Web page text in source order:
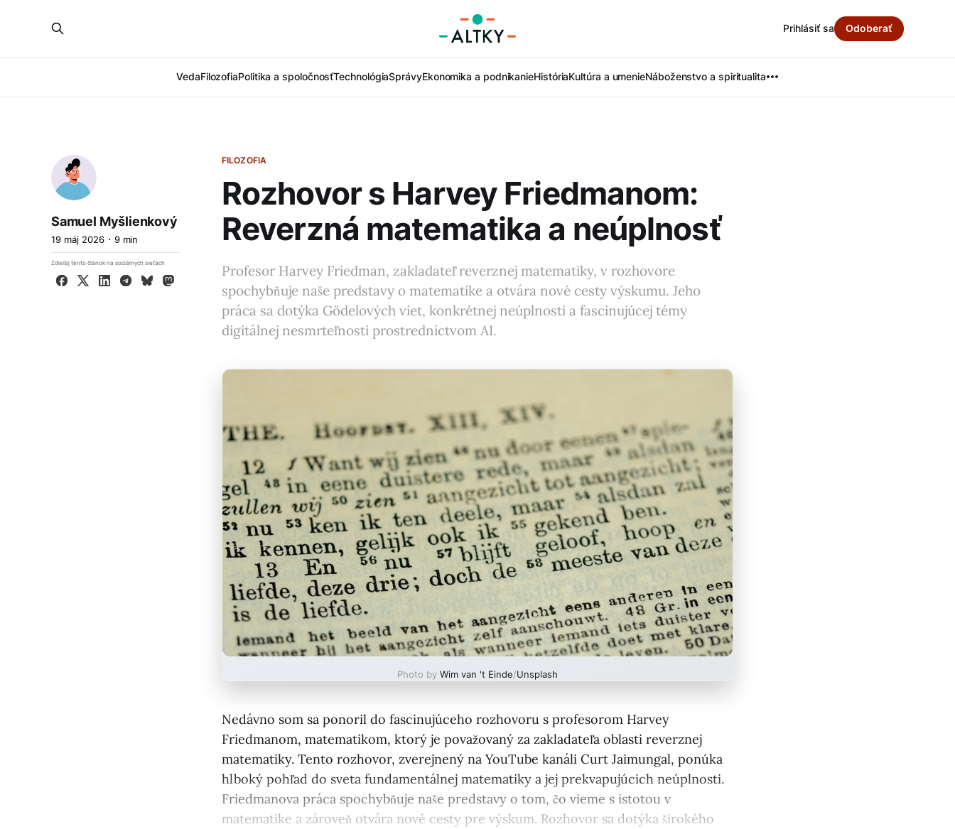
VedaFilozofiaPolitika a spoločnosťTechnológiaSprávyEkonomika a podnikanieHistóriaKultúra a umenieNáboženstvo a spiritualita
Prihlásiť sa Odoberať
FILOZOFIA
Rozhovor s Harvey Friedmanom:
Reverzná matematika a neúplnosť
Profesor Harvey Friedman, zakladateľ reverznej matematiky, v rozhovore
spochybňuje naše predstavy o matematike a otvára nové cesty výskumu. Jeho
práca sa dotýka Gödelových viet, konkrétnej neúplnosti a fascinujúcej témy
digitálnej nesmrteľnosti prostredníctvom AI.
Samuel Myšlienkový
19 máj 2026 9 min
Zdieľaj tento článok na sociálnych sieťach
Facebook
X LinkedInTelegram
BlueskyMastodon
Photo by Wim van 't Einde/Unsplash
Nedávno som sa ponoril do fascinujúceho rozhovoru s profesorom Harvey
Friedmanom, matematikom, ktorý je považovaný za zakladateľa oblasti reverznej
matematiky. Tento rozhovor, zverejnený na YouTube kanáli Curt Jaimungal, ponúka
hlboký pohľad do sveta fundamentálnej matematiky a jej prekvapujúcich neúplnosti.
Friedmanova práca spochybňuje naše predstavy o tom, čo vieme s istotou v
matematike a zároveň otvára nové cesty pre výskum. Rozhovor sa dotýka širokého